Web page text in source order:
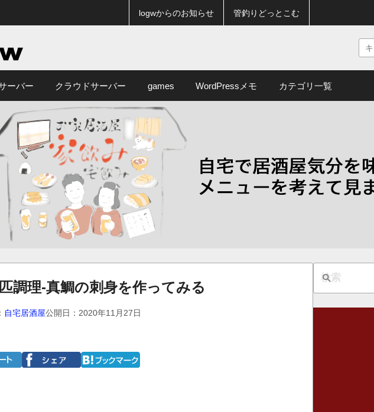
logwからのお知らせ 管釣りどっとこむ
ーバー クラウドサーバー games WordPressメモ カテゴリ一覧
調理-真鯛の刺身を作ってみる
自宅居酒屋公開日：2020年11月27日